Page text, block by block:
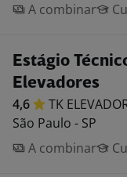
A combinar
Estágio
Elevadores
4,6 TK
São Paulo - SP
A combinar